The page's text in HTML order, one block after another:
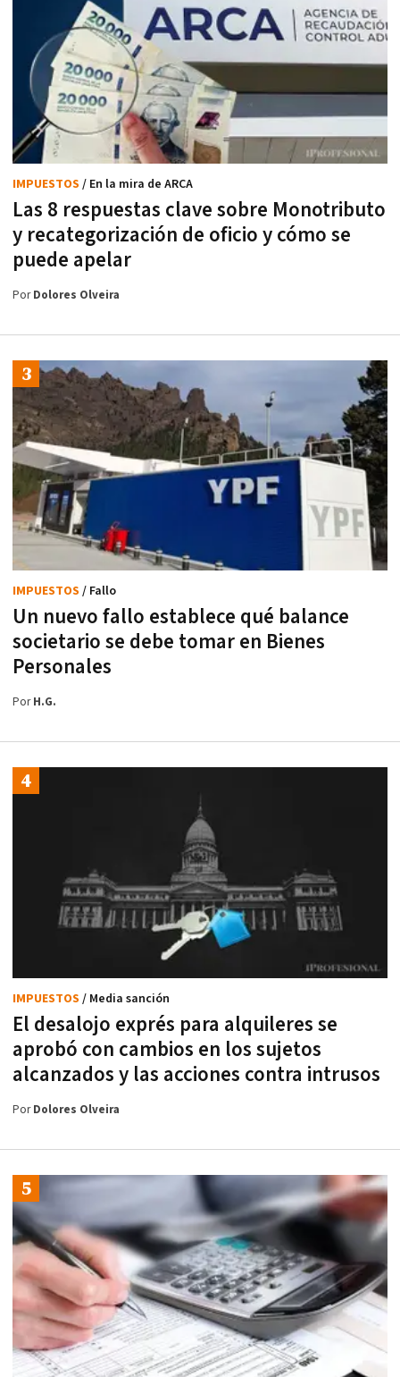
Las 8 respuestas clave sobre Monotributo
y recategorización de oficio y cómo se
puede apelar
IMPUESTOS / En la mira de ARCA
PorDolores Olveira
Un nuevo fallo establece qué balance
societario se debe tomar en Bienes
Personales
IMPUESTOS / Fallo
PorH.G.
El desalojo exprés para alquileres se
aprobó con cambios en los sujetos
alcanzados y las acciones contra intrusos
IMPUESTOS / Media sanción
PorDolores Olveira